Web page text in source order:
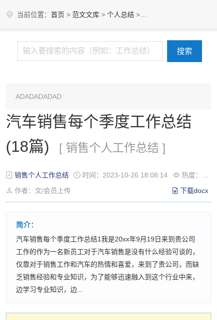
当前位置： 首页 > 范文文库 > 个人总结 >
ADADADADAD
汽车销售每个季度工作总结
(18篇)
[ 销售个人工作总结 ]
销售个人工作总结 时间：2023-10-26 18:08:14
热度：178℃
作者：文/会员上传
下载docx
简介：
汽车销售每个季度工作总结1我是20xx年9月19日来到贵公司
工作的作为一名新员工对于汽车销售是没有什么经验可谈的，
仅靠对于销售工作和汽车的热情和喜爱，来到了贵公司，而缺
乏销售经验和专业知识，为了能够迅速融入到这个行业中来，
边学习专业知识，边...